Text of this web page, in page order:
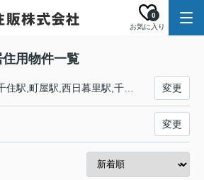
お気に入り
0
用物件一覧
変更
変更